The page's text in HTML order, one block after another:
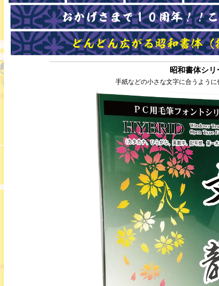
昭和書体シ
手紙などの小さな文字に合うよう